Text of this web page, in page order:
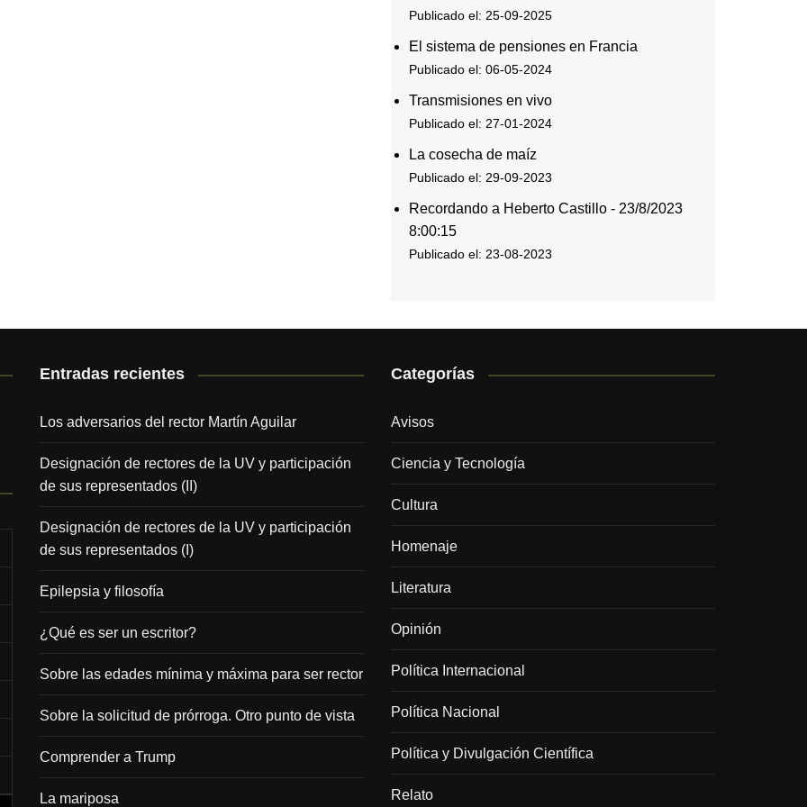
Publicado el: 25-09-2025
El sistema de pensiones en Francia
Publicado el: 06-05-2024
Transmisiones en vivo
Publicado el: 27-01-2024
La cosecha de maíz
Publicado el: 29-09-2023
Recordando a Heberto Castillo - 23/8/2023
8:00:15
Publicado el: 23-08-2023
Entradas recientes
Los adversarios del rector Martín Aguilar
Designación de rectores de la UV y participación
de sus representados (II)
Designación de rectores de la UV y participación
de sus representados (I)
Epilepsia y filosofía
¿Qué es ser un escritor?
Sobre las edades mínima y máxima para ser rector
Sobre la solicitud de prórroga. Otro punto de vista
Comprender a Trump
La mariposa
Categorías
Avisos
Ciencia y Tecnología
Cultura
Homenaje
Literatura
Opinión
Política Internacional
Política Nacional
Política y Divulgación Científica
Relato